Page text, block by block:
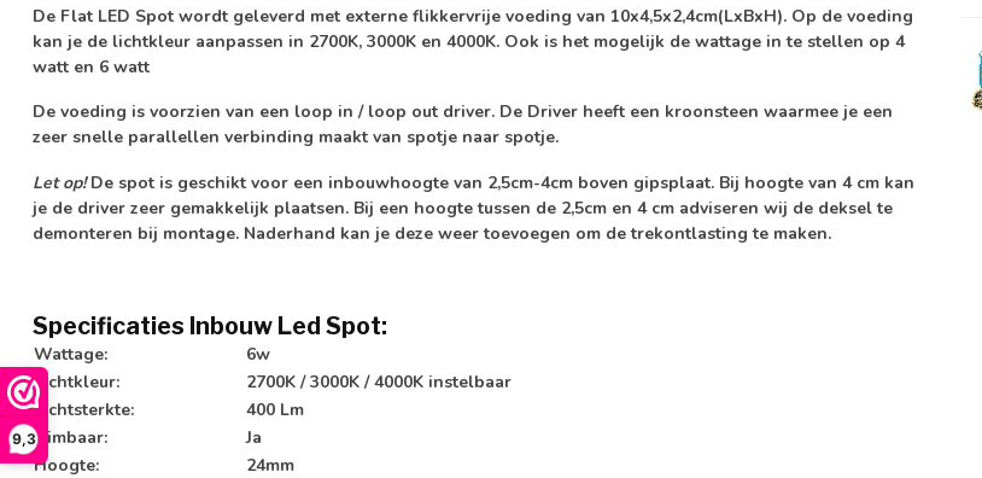
9,3
De Flat LED Spot wordt geleverd met externe flikkervrije voeding van 10x4,5x2,4cm(LxBxH). Op de voeding
kan je de lichtkleur aanpassen in 2700K, 3000K en 4000K. Ook is het mogelijk de wattage in te stellen op 4
watt en 6 watt
De voeding is voorzien van een loop in / loop out driver. De Driver heeft een kroonsteen waarmee je een
zeer snelle parallellen verbinding maakt van spotje naar spotje.
Let op!De spot is geschikt voor een inbouwhoogte van 2,5cm-4cm boven gipsplaat. Bij hoogte van 4 cm kan
je de driver zeer gemakkelijk plaatsen. Bij een hoogte tussen de 2,5cm en 4 cm adviseren wij de deksel te
demonteren bij montage. Naderhand kan je deze weer toevoegen om de trekontlasting te maken.
Specificaties Inbouw Led Spot:
Wattage:
6w
Lichtkleur:
2700K / 3000K / 4000K instelbaar
Lichtsterkte:
400 Lm
Dimbaar:
Ja
Hoogte:
24mm